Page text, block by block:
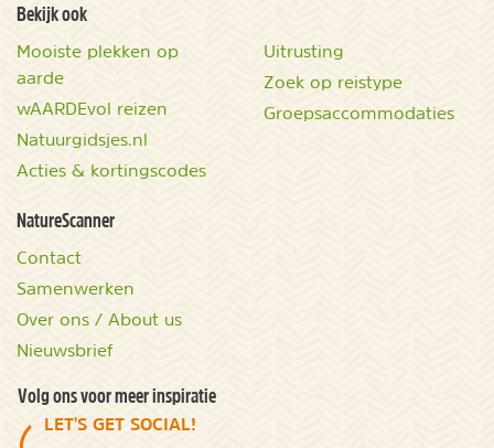
Bekijk ook
Mooiste plekken op
aarde
wAARDEvol reizen
Natuurgidsjes.nl
Acties & kortingscodes
Uitrusting
Zoek op reistype
Groepsaccommodaties
NatureScanner
Contact
Samenwerken
Over ons / About us
Nieuwsbrief
Volg ons voor meer inspiratie
LET'S GET SOCIAL!